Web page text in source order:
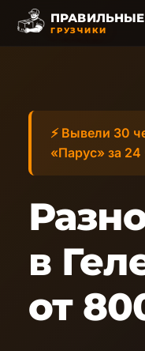
ПРАВИЛЬНЫЕ
ГРУЗЧИКИ
⚡ Вывели 30
«Парус» за 24
в
от